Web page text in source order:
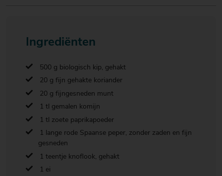
Ingrediënten
500 g biologisch kip, gehakt
20 g fijn gehakte koriander
20 g fijngesneden munt
1 tl gemalen komijn
1 tl zoete paprikapoeder
1 lange rode Spaanse peper, zonder zaden en fijn
gesneden
1 teentje knoflook, gehakt
1 ei